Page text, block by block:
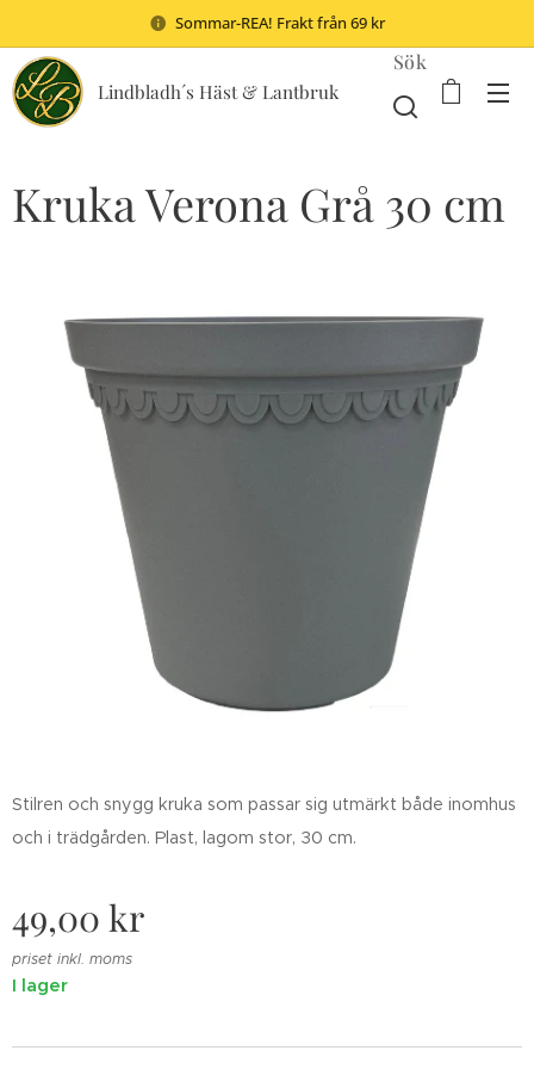
Sommar-REA! Frakt från 69 kr
Lindbladh´s Häst & Lantbruk
Sök
Kruka Verona Grå 30 cm
Stilren och snygg kruka som passar sig utmärkt både inomhus
och i trädgården. Plast, lagom stor, 30 cm.
49,00 kr
priset inkl. moms
I lager